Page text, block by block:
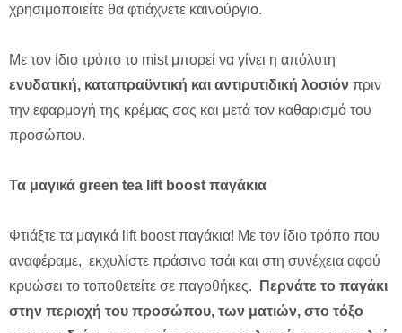
χρησιμοποιείτε θα φτιάχνετε καινούργιο.
Με τον ίδιο τρόπο το mist μπορεί να γίνει η απόλυτη
ενυδατική, καταπραϋντική και αντιρυτιδική λοσιόν πριν
την εφαρμογή της κρέμας σας και μετά τον καθαρισμό του
προσώπου.
Τα μαγικά green tea lift boost παγάκια
Φτιάξτε τα μαγικά lift boost παγάκια! Με τον ίδιο τρόπο που
αναφέραμε, εκχυλίστε πράσινο τσάι και στη συνέχεια αφού
κρυώσει το τοποθετείτε σε παγοθήκες.
Περνάτε το παγάκι
στην περιοχή του προσώπου, των ματιών, στο τόξο